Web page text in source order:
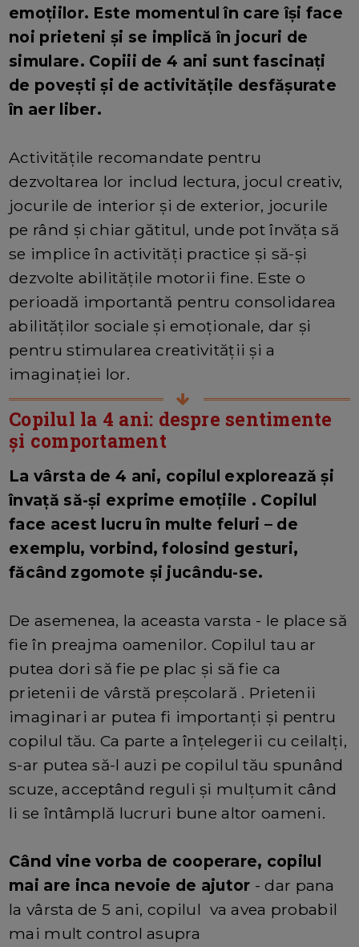
emoțiilor. Este momentul în care își face
noi prieteni și se implică în jocuri de
simulare. Copiii de 4 ani sunt fascinați
de povești și de activitățile desfășurate
în aer liber.
Activitățile recomandate pentru
dezvoltarea lor includ lectura, jocul creativ,
jocurile de interior și de exterior, jocurile
pe rând și chiar gătitul, unde pot învăța să
se implice în activități practice și să-și
dezvolte abilitățile motorii fine. Este o
perioadă importantă pentru consolidarea
abilităților sociale și emoționale, dar și
pentru stimularea creativității și a
imaginației lor.
Copilul la 4 ani: despre sentimente
și comportament
La vârsta de 4 ani, copilul explorează și
învață să-și exprime emoțiile . Copilul
face acest lucru în multe feluri – de
exemplu, vorbind, folosind gesturi,
făcând zgomote și jucându-se.
De asemenea, la aceasta varsta - le place să
fie în preajma oamenilor. Copilul tau ar
putea dori să fie pe plac și să fie ca
prietenii de vârstă preșcolară . Prietenii
imaginari ar putea fi importanți și pentru
copilul tău. Ca parte a înțelegerii cu ceilalți,
s-ar putea să-l auzi pe copilul tău spunând
scuze, acceptând reguli și mulțumit când
li se întâmplă lucruri bune altor oameni.
Când vine vorba de cooperare, copilul
mai are inca nevoie de ajutor - dar pana
la vârsta de 5 ani, copilul va avea probabil
mai mult control asupra